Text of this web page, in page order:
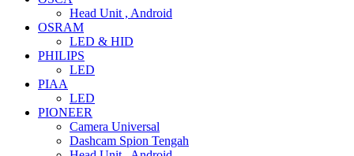
Head Unit , Android
OSRAM
LED & HID
PHILIPS
LED
PIAA
LED
PIONEER
Camera Universal
Dashcam Spion Tengah